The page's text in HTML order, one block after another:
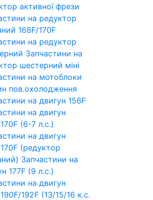
активної фрези
на редуктор
168F/170F
на редуктор
Запчастини на
шестерний міні
на мотоблоки
пов.охолодження
на двигун 156F
на двигун
(6-7 л.с.)
на двигун
(редуктор
Запчастини на
177F (9 л.с.)
на двигун
192F (13/15/16 к.с.